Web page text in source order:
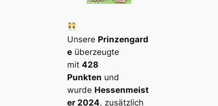
Unsere Prinzengard
eüberzeugte
mit 428
Punkten und
wurde Hessenmeist
er 2024, zusätzlich